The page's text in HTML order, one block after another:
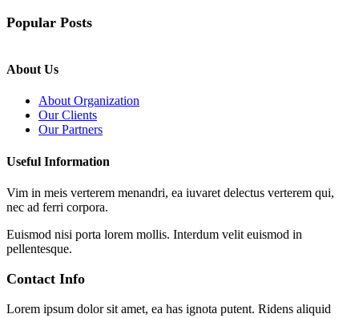
Popular Posts
About Us
About Organization
Our Clients
Our Partners
Useful Information
Vim in meis verterem menandri, ea iuvaret delectus verterem qui,
nec ad ferri corpora.
Euismod nisi porta lorem mollis. Interdum velit euismod in
pellentesque.
Contact Info
Lorem ipsum dolor sit amet, ea has ignota putent. Ridens aliquid